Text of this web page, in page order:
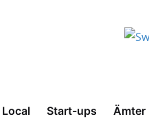
Local Start-ups Ämter